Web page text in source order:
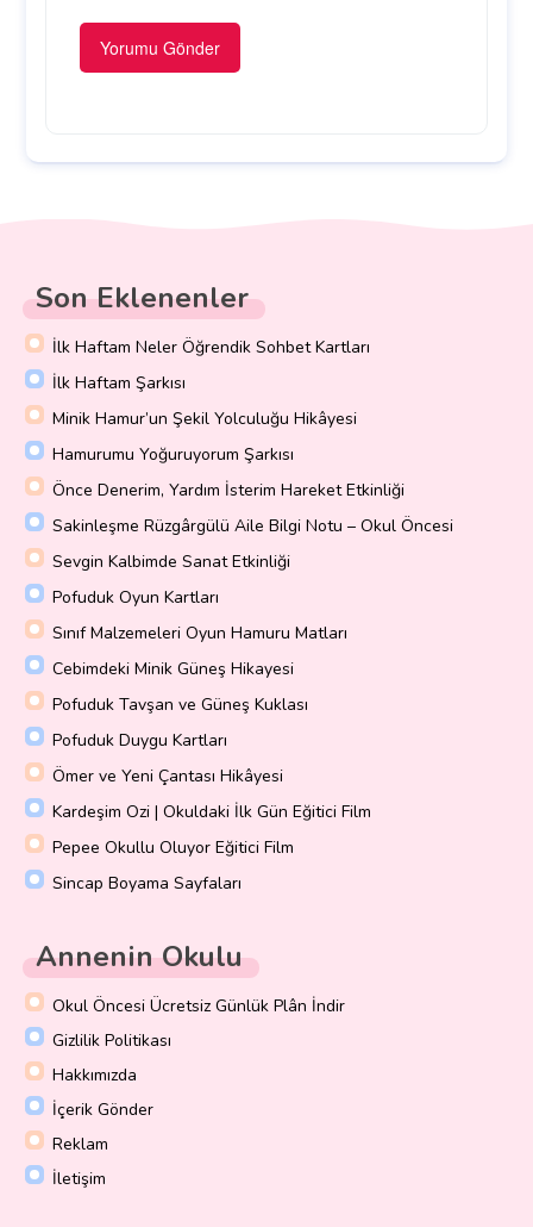
Son Eklenenler
İlk Haftam Neler Öğrendik Sohbet Kartları
İlk Haftam Şarkısı
Minik Hamur’un Şekil Yolculuğu Hikâyesi
Hamurumu Yoğuruyorum Şarkısı
Önce Denerim, Yardım İsterim Hareket Etkinliği
Sakinleşme Rüzgârgülü Aile Bilgi Notu – Okul Öncesi
Sevgin Kalbimde Sanat Etkinliği
Pofuduk Oyun Kartları
Sınıf Malzemeleri Oyun Hamuru Matları
Cebimdeki Minik Güneş Hikayesi
Pofuduk Tavşan ve Güneş Kuklası
Pofuduk Duygu Kartları
Ömer ve Yeni Çantası Hikâyesi
Kardeşim Ozi | Okuldaki İlk Gün Eğitici Film
Pepee Okullu Oluyor Eğitici Film
Sincap Boyama Sayfaları
Annenin Okulu
Okul Öncesi Ücretsiz Günlük Plân İndir
Gizlilik Politikası
Hakkımızda
İçerik Gönder
Reklam
İletişim